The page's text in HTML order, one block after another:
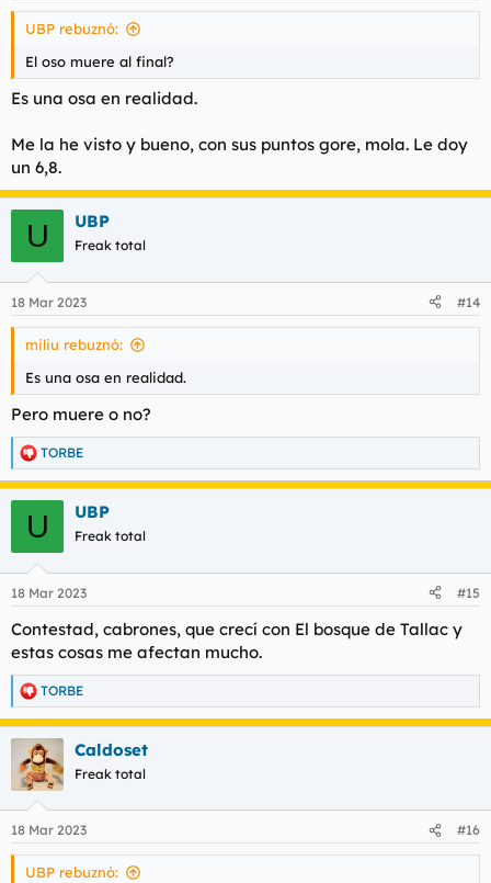
Y todo un detalle dedicarle la peli a la memoria de Ray Liotta.
UBP rebuznó:
El oso muere al final?
Es una osa en realidad.
Me la he visto y bueno, con sus puntos gore, mola. Le doy
un 6,8.
U UBP
Freak total
18 Mar 2023 #14
miliu rebuznó:
Es una osa en realidad.
Pero muere o no?
R
e
e
:
TORBE
U UBP
Freak total
18 Mar 2023 #15
Contestad, cabrones, que crecí con El bosque de Tallac y
estas cosas me afectan mucho.
R
e
a
c
i
e
s
TORBE
Caldoset
Freak total
18 Mar 2023 #16
UBP rebuznó: